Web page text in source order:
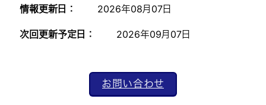
情報更新日 ： 2026年08月07日
次回更新予定日 ： 2026年09月07日
お問い合わせ